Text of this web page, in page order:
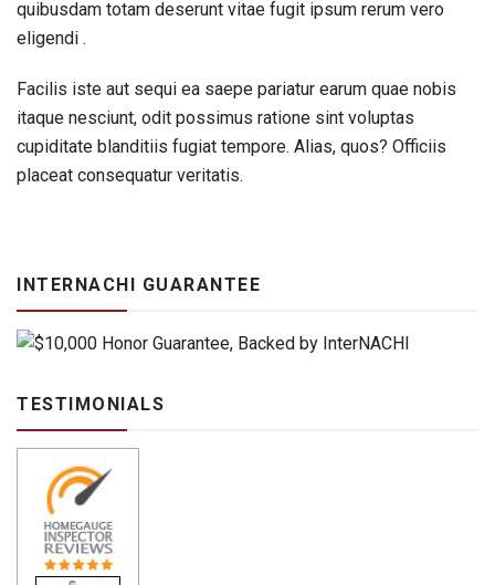
quibusdam totam deserunt vitae fugit ipsum rerum vero
eligendi .
Facilis iste aut sequi ea saepe pariatur earum quae nobis
itaque nesciunt, odit possimus ratione sint voluptas
cupiditate blanditiis fugiat tempore. Alias, quos? Officiis
placeat consequatur veritatis.
INTERNACHI GUARANTEE
TESTIMONIALS